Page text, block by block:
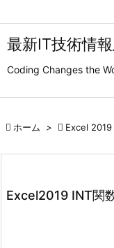
最新IT技術情
Coding Changes the
 ホーム >  Excel 2019
Excel2019 INT関